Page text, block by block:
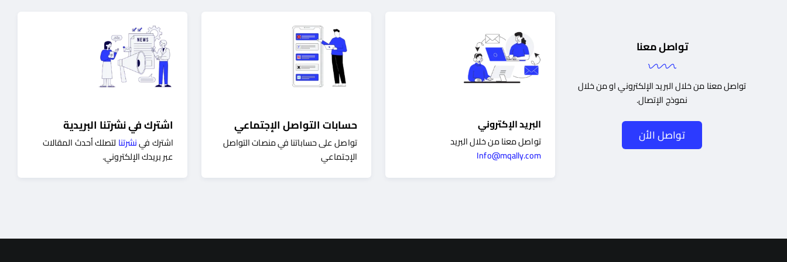
تواصل معنا
تواصل معنا من خلال البريد الإلكتروني او من خلال
نموذج الإتصال.
تواصل الأن
البريد الإكتروني
تواصل معنا من خلال البريد
Info@mqally.com
حسابات التواصل الإجتماعي
تواصلعلى حساباتنا في منصات التواصل
الإجتماعي
اشترك في نشرتنا البريدية
اشترك فينشرتنا لتصلك أحدث المقالات
عبر بريدك الإلكتروني.